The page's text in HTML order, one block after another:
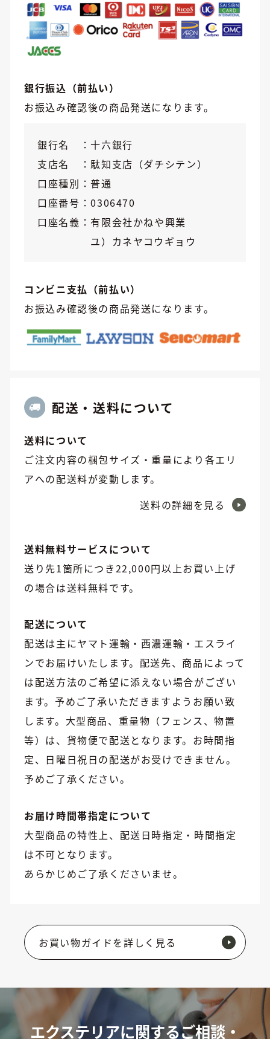
銀行振込（前払い）
お振込み確認後の商品発送になります。
銀行名
十六銀行
支店名
駄知支店（ダチシテン）
口座種別
普通
口座番号
0306470
口座名義
有限会社かねや興業
ユ）カネヤコウギョウ
コンビニ支払（前払い）
お振込み確認後の商品発送になります。
配送・送料について
送料について
ご注文内容の梱包サイズ・重量により各エリ
アへの配送料が変動します。
送料の詳細を見る
送料無料サービスについて
送り先1箇所につき22,000円以上お買い上げ
の場合は送料無料です。
配送について
配送は主にヤマト運輸・西濃運輸・エスライ
ンでお届けいたします。配送先、商品によって
は配送方法のご希望に添えない場合がござい
ます。予めご了承いただきますようお願い致
します。大型商品、重量物（フェンス、物置
等）は、貨物便で配送となります。お時間指
定、日曜日祝日の配送がお受けできません。
予めご了承ください。
お届け時間帯指定について
大型商品の特性上、配送日時指定・時間指定
は不可となります。
あらかじめご了承くださいませ。
お買い物ガイドを詳しく見る
エクステリアに関するご相談・